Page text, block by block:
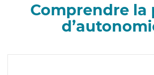
Comprendre la